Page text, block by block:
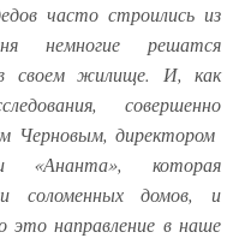
часто строились из
немногие решатся
своем жилище. И, как
совершенно
Черновым, директором
«Ананта», которая
соломенных домов, и
это направление в наше